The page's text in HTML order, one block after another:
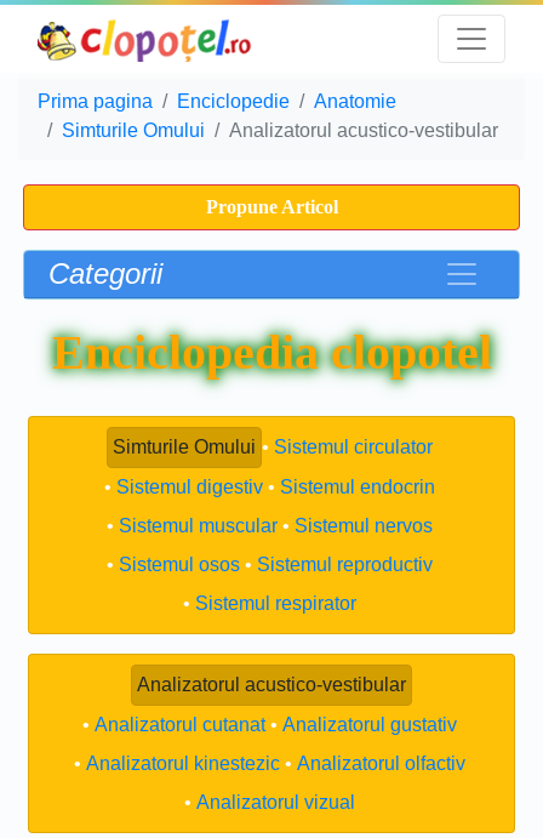
Prima pagina Enciclopedie
Anatomie
Simturile Omului
Analizatorul acustico-vestibular
Propune Articol
Categorii
Enciclopedia clopotel
Simturile Omului
Sistemul circulator
Sistemul digestiv
Sistemul endocrin
Sistemul muscular
Sistemul nervos
Sistemul osos
Sistemul reproductiv
Sistemul respirator
Analizatorul acustico-vestibular
Analizatorul cutanat
Analizatorul gustativ
Analizatorul kinestezic
Analizatorul olfactiv
Analizatorul vizual